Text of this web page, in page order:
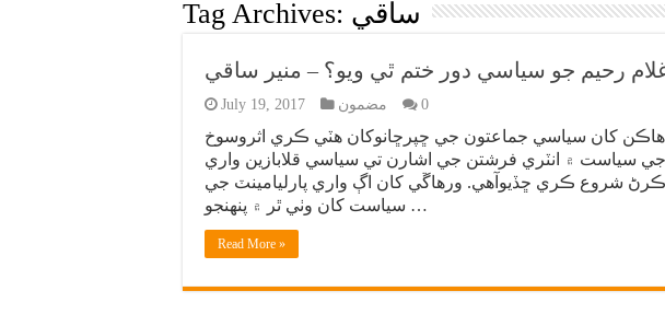
Tag Archives: ساقي
غلام رحيم جو سياسي دور ختم ٿي ويو؟ – منير ساقي
July 19, 2017 مضمون 0
کان سياسي جماعتون جي ڇپرڇانوکان ھٽي ڪري اثروسوخ
جي سياست ۾ انٽري فرشتن جي اشارن تي سياسي قلابازين واري
شروع ڪري ڇڏيوآھي. ورهاڱي کان اڳ واري پارليامينٽ جي
سياست کان وٺي ٿر ۾ پنهنجو …
Read More »